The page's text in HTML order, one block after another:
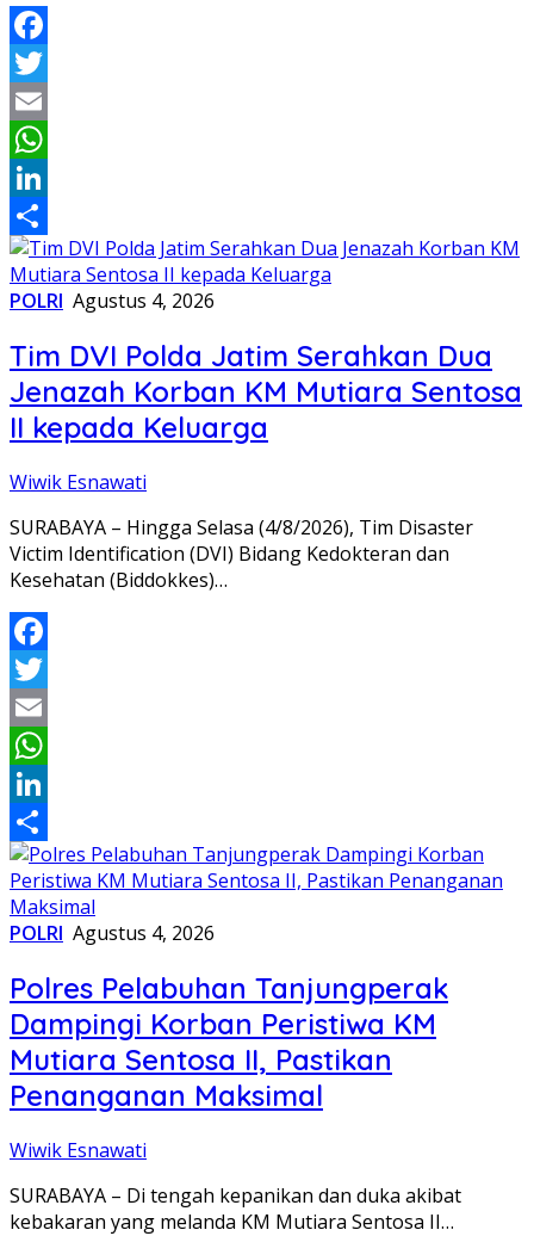
Facebook
Twitter
Email
WhatsApp
LinkedIn
Share
POLRI Agustus 4, 2026
Tim DVI Polda Jatim Serahkan Dua
Jenazah Korban KM Mutiara Sentosa
II kepada Keluarga
Wiwik Esnawati
SURABAYA – Hingga Selasa (4/8/2026), Tim Disaster
Victim Identification (DVI) Bidang Kedokteran dan
Kesehatan (Biddokkes)…
Facebook
Twitter
Email
WhatsApp
LinkedIn
Share
POLRI Agustus 4, 2026
Polres Pelabuhan Tanjungperak
Dampingi Korban Peristiwa KM
Mutiara Sentosa II, Pastikan
Penanganan Maksimal
Wiwik Esnawati
SURABAYA – Di tengah kepanikan dan duka akibat
kebakaran yang melanda KM Mutiara Sentosa II…